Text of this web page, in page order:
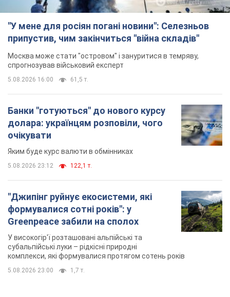
Банки "готуються" до нового курсу
долара: українцям розповіли, чого
очікувати
5.08.2026 23:12 122,1 т.
"Джипінг руйнує екосистеми, які
формувалися сотні років": у
Greenpeace забили на сполох
У високогір'ї розташовані альпійські та
комплекси, які формувалися протягом сотень років
5.08.2026 23:00 1,7 т.